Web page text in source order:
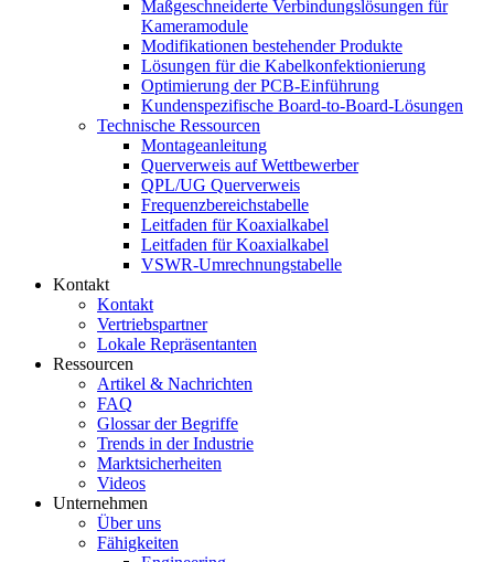
Maßgeschneiderte Verbindungslösungen für
Kameramodule
Modifikationen bestehender Produkte
Lösungen für die Kabelkonfektionierung
Optimierung der PCB-Einführung
Kundenspezifische Board-to-Board-Lösungen
Technische Ressourcen
Montageanleitung
Querverweis auf Wettbewerber
QPL/UG Querverweis
Frequenzbereichstabelle
Leitfaden für Koaxialkabel
Leitfaden für Koaxialkabel
VSWR-Umrechnungstabelle
Kontakt
Kontakt
Vertriebspartner
Lokale Repräsentanten
Ressourcen
Artikel & Nachrichten
FAQ
Glossar der Begriffe
Trends in der Industrie
Marktsicherheiten
Videos
Unternehmen
Über uns
Fähigkeiten